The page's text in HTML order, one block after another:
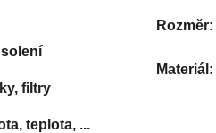
filtry
teplota, ...
Rozměr:
Materiál: